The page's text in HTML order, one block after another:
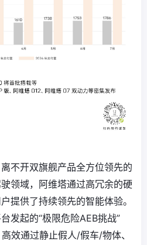
不开双旗舰产品全方位领先的
领域，阿维塔通过高冗余的硬
提供了持续领先的智能体验。
发起的“极限危险AEB挑战”
效通过静止假人/假车/物体、